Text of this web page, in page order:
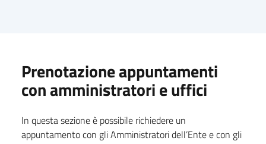
Prenotazione appuntamenti
con amministratori e uffici
In questa sezione è possibile richiedere un
appuntamento con gli Amministratori dell’Ente e con gli